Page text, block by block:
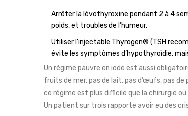
Arrêter la lévothyroxine pendant 2 à 4
poids, et troubles de l’humeur.
Utiliser l’injectable Thyrogen® (TSH
évite les symptômes d’hypothyroïdie,
Un régime pauvre en iode est aussi
fruits de mer, pas de lait, pas d’œufs, pas
ce régime est plus difficile que la chirurgie
Un patient sur trois rapporte avoir eu des